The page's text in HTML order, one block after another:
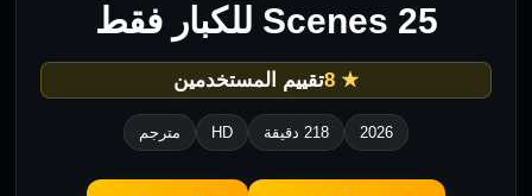
Scenes 25 للكبار فقط
★ 8 تقييم المستخدمين
2026 218 دقيقة HD مترجم